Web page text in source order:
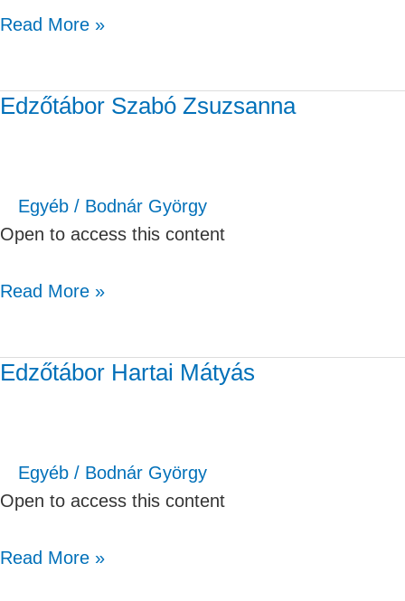
Read More »
Edzőtábor Szabó Zsuzsanna
Egyéb / Bodnár György
Open to access this content
Edzőtábor
Read More »
Edzőtábor Hartai Mátyás
Egyéb / Bodnár György
Open to access this content
Edzőtábor
Read More »